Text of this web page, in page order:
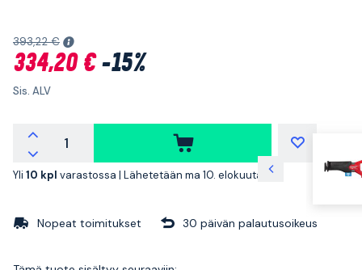
393,22 €
334,20 €-15%
Sis. ALV
Yli 10 kpl varastossa | Lähetetään ma 10. elokuuta
Nopeat toimitukset 30 päivän palautusoikeus